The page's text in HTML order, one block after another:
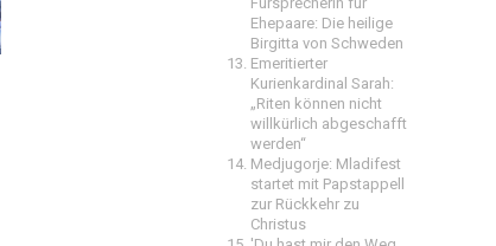
Ehepaare: Die heilige
Birgitta von Schweden
Emeritierter
Kurienkardinal Sarah:
„Riten können nicht
willkürlich abgeschafft
werden“
Medjugorje: Mladifest
startet mit Papstappell
zur Rückkehr zu
Christus